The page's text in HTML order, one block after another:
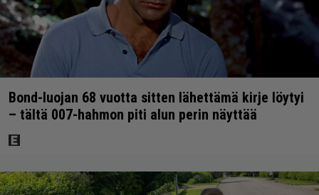
Bond-luojan 68 vuotta sitten lähettämä kirje löytyi
– tältä 007-hahmon piti alun perin näyttää